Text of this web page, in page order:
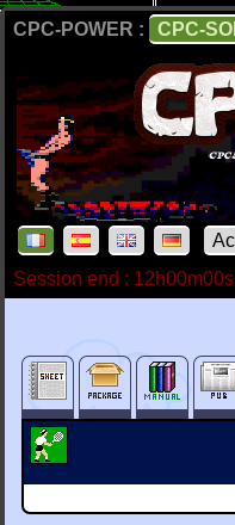
CPC-POWER : CPC-
Session end : 12h00m00s